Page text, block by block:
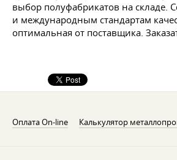
выбор полуфабрикатов на складе.
и международным стандартам
оптимальная от поставщика.
Оплата On-line Калькулятор